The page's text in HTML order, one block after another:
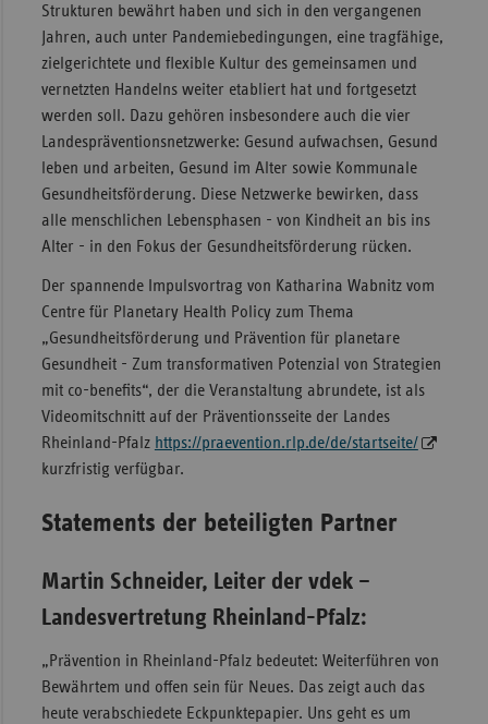
Strukturen bewährt haben und sich in den vergangenen
Jahren, auch unter Pandemiebedingungen, eine tragfähige,
zielgerichtete und flexible Kultur des gemeinsamen und
vernetzten Handelns weiter etabliert hat und fortgesetzt
werden soll. Dazu gehören insbesondere auch die vier
Landespräventionsnetzwerke: Gesund aufwachsen, Gesund
leben und arbeiten, Gesund im Alter sowie Kommunale
Gesundheitsförderung. Diese Netzwerke bewirken, dass
alle menschlichen Lebensphasen - von Kindheit an bis ins
Alter - in den Fokus der Gesundheitsförderung rücken.
Der spannende Impulsvortrag von Katharina Wabnitz vom
Centre für Planetary Health Policy zum Thema
„Gesundheitsförderung und Prävention für planetare
Gesundheit - Zum transformativen Potenzial von Strategien
mit co-benefits“, der die Veranstaltung abrundete, ist als
Videomitschnitt auf der Präventionsseite der Landes
Rheinland-Pfalz https://praevention.rlp.de/de/startseite/
kurzfristig verfügbar.
Statements der beteiligten Partner
Martin Schneider, Leiter der vdek –
Landesvertretung Rheinland-Pfalz:
„Prävention in Rheinland-Pfalz bedeutet: Weiterführen von
Bewährtem und offen sein für Neues. Das zeigt auch das
heute verabschiedete Eckpunktepapier. Uns geht es um